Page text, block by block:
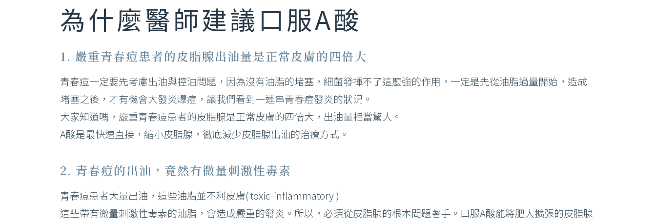
鳳凰電波
海芙音波
臉部雷射 術前後注意事項
刺青雷射 術前後注意事項
注射微整形 術前後須知
為什麼醫師建議口服A酸
1. 嚴重青春痘患者的皮脂腺出油量是正常皮膚的四倍大
青春痘一定要先考慮出油與控油問題，因為沒有油脂的堵塞，細菌發揮不了這麼強的作用，一定是先從油脂過量開始，造成
堵塞之後，才有機會大發炎爆痘，讓我們看到一連串青春痘發炎的狀況。
大家知道嗎，嚴重青春痘患者的皮脂腺是正常皮膚的四倍大，出油量相當驚人。
A酸是最快速直接，縮小皮脂腺，徹底減少皮脂腺出油的治療方式。
2. 青春痘的出油，竟然有微量刺激性毒素
青春痘患者大量出油，這些油脂並不利皮膚( toxic-inflammatory )
這些帶有微量刺激性毒素的油脂，會造成嚴重的發炎。所以，必須從皮脂腺的根本問題著手。口服A酸能將肥大擴張的皮脂腺